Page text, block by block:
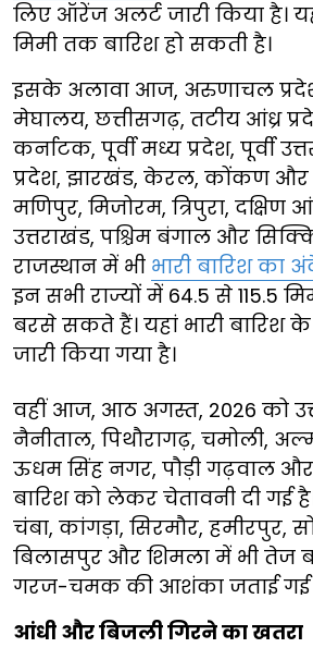
लिए ऑरेंज अलर्ट जारी किया है।
मिमी तक बारिश हो सकती है।
इसके अलावा आज, अरुणाचल
मेघालय, छत्तीसगढ़, तटीय आंध्र
कर्नाटक, पूर्वी मध्य प्रदेश, पूर्वी
प्रदेश, झारखंड, केरल, कोंकण और
मणिपुर, मिजोरम, त्रिपुरा,
उत्तराखंड, पश्चिम बंगाल और
राजस्थान में भी भारी बारिश का
इन सभी राज्यों में 64.5 से 115.5
बरसे सकते हैं। यहां भारी बारिश
जारी किया गया है।
वहीं आज, आठ अगस्त, 2026 को
नैनीताल, पिथौरागढ़, चमोली,
ऊधम सिंह नगर, पौड़ी गढ़वाल
बारिश को लेकर चेतावनी दी गई
चंबा, कांगड़ा, सिरमौर, हमीरपुर,
बिलासपुर और शिमला में भी तेज
गरज-चमक की आशंका जताई गई
आंधी और बिजली गिरने का खतरा